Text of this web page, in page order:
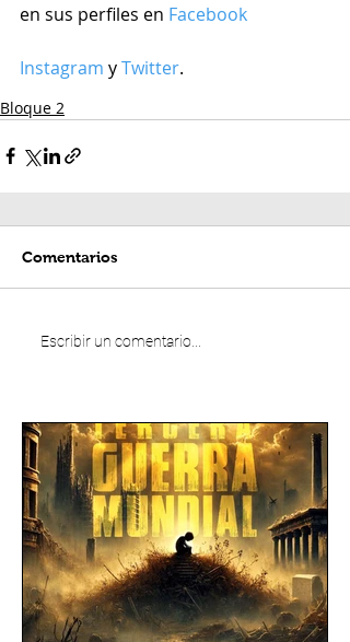
en sus perfiles en Facebook
Instagram y Twitter.
Bloque 2
Comentarios
Escribir un comentario...